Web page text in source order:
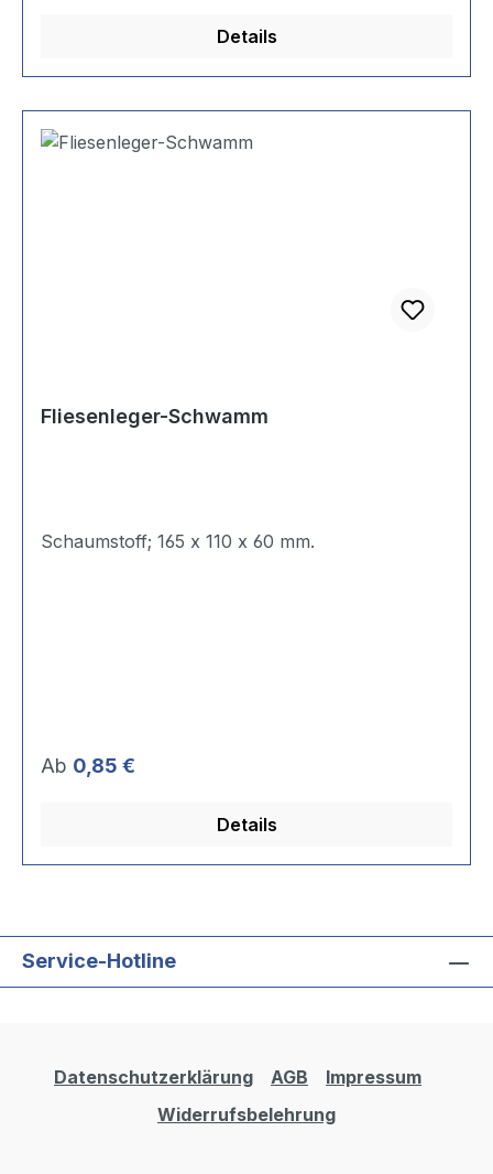
Details
Fliesenleger-Schwamm
Regulärer Preis:
Ab 0,85 €
Details
Service-Hotline
Datenschutzerklärung AGB
Impressum
Widerrufsbelehrung